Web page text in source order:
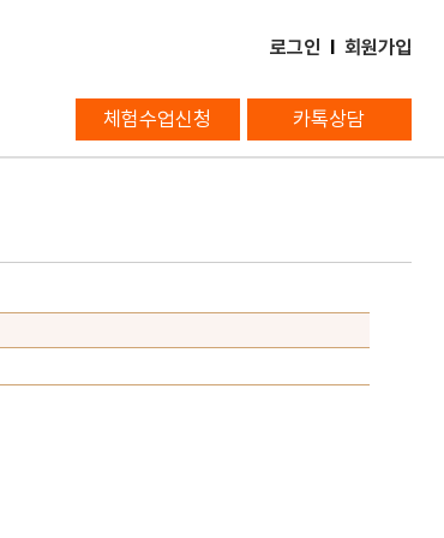
로그인 l 회원가입
체험수업신청 카톡상담